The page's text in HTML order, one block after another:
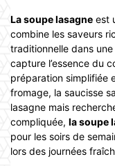
La soupe lasagne est
combine les saveurs
traditionnelle dans
capture l’essence du
préparation simplifiée
fromage, la saucisse
lasagne mais
compliquée, la soupe
pour les soirs de
lors des journées